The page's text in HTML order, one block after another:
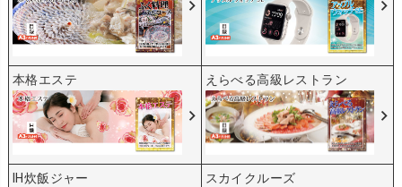
本格エステ えらべる高級レストラン
IH炊飯ジャー スカイクルーズ